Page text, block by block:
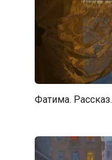
Фатима. Рассказ.